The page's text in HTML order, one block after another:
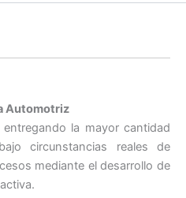
Automotriz
la mayor cantidad
circunstancias reales de
mediante el desarrollo de